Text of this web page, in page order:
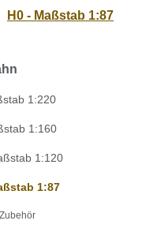
H0 - Maßstab 1:87
1:220
1:160
1:120
1:87